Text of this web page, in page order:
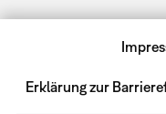
Erklärung zur